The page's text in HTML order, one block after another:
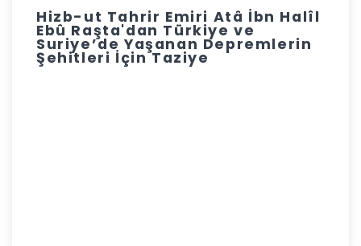
Hizb-ut Tahrir Emiri Atâ İbn Halîl
Ebû Raşta'dan Türkiye ve
Suriye’de Yaşanan Depremlerin
Şehitleri İçin Taziye